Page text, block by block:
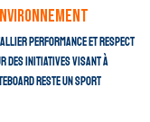
performance et respect
des initiatives visant à
reste un sport